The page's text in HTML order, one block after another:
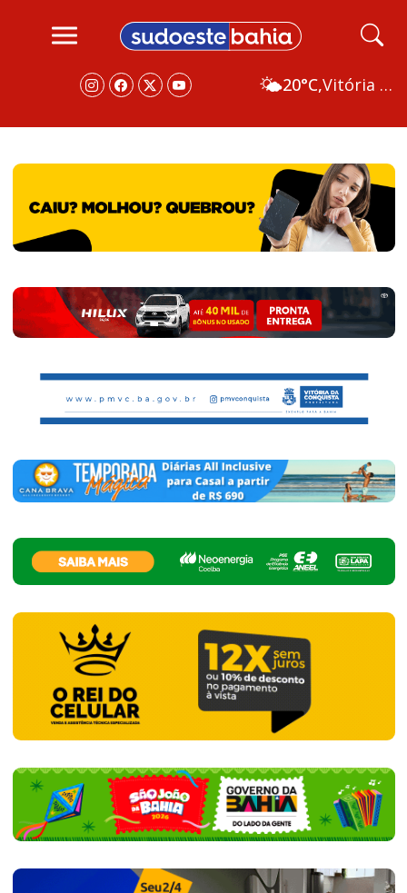
🌤️20°C, Vitória da Conquista